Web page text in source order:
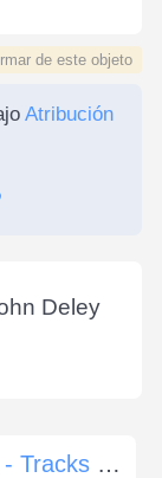
de este objeto
Atribución
Deley
John Deley and the 41 Players - Tracks Of My Fears